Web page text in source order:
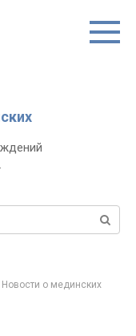
Новости о мединских